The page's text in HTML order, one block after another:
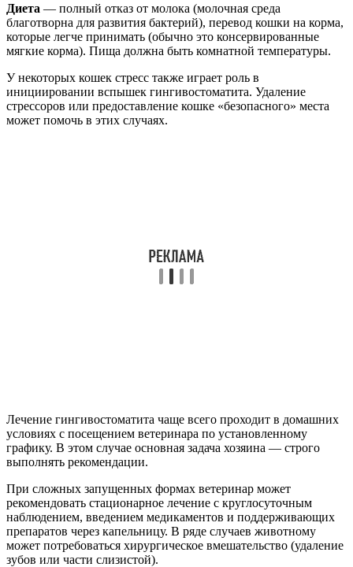
Диета — полный отказ от молока (молочная среда
благотворна для развития бактерий), перевод кошки на корма,
которые легче принимать (обычно это консервированные
мягкие корма). Пища должна быть комнатной температуры.
У некоторых кошек стресс также играет роль в
инициировании вспышек гингивостоматита. Удаление
стрессоров или предоставление кошке «безопасного» места
может помочь в этих случаях.
Лечение гингивостоматита чаще всего проходит в домашних
условиях с посещением ветеринара по установленному
графику. В этом случае основная задача хозяина — строго
выполнять рекомендации.
При сложных запущенных формах ветеринар может
рекомендовать стационарное лечение с круглосуточным
наблюдением, введением медикаментов и поддерживающих
препаратов через капельницу. В ряде случаев животному
может потребоваться хирургическое вмешательство (удаление
зубов или части слизистой).